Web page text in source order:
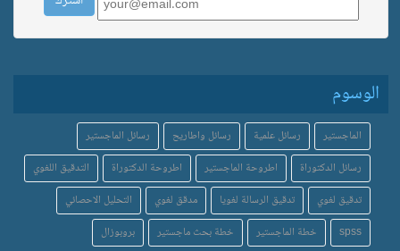
الوسوم
الماجستير رسائل علمية رسائل واطاريح
رسائل الماجستير
رسائل الدكتوراة
اطروحة الماجستير اطروحة الدكتوراة
التدقيق اللغوي
تدقيق لغوي
تدقيق الرسالة لغويا مدقق لغوي
التحليل الاحصائي
spss
خطة الماجستير خطة بحث ماجستير بروبوزال